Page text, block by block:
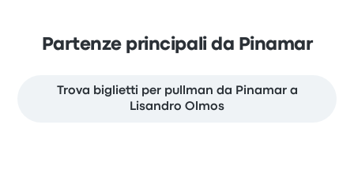
Partenze principali da Pinamar
Trova biglietti per pullman da Pinamar a
Lisandro Olmos